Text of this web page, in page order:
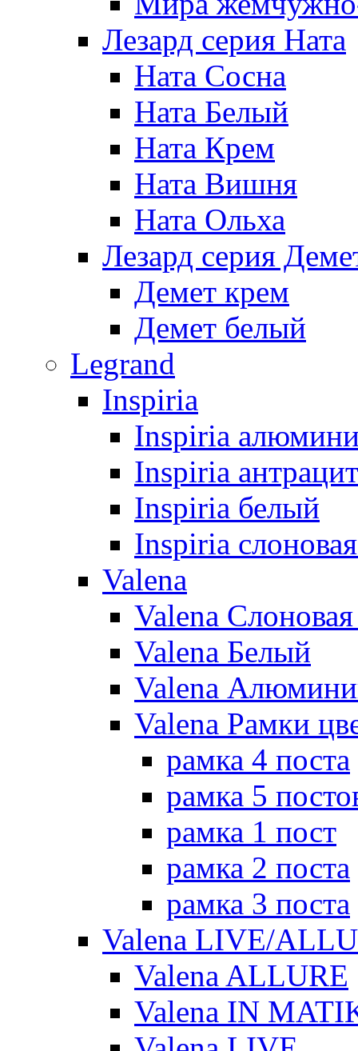
Лезард серия Ната
Ната Сосна
Ната Белый
Ната Крем
Ната Вишня
Ната Ольха
Лезард серия
Демет крем
Демет белый
Legrand
Inspiria
Inspiria
Inspiria антрацит
Inspiria белый
Inspiria
Valena
Valena Слоновая
Valena Белый
Valena
Valena Рамки
рамка 4 поста
рамка 5
рамка 1 пост
рамка 2 поста
рамка 3 поста
Valena LIVE/
Valena ALLURE
Valena IN